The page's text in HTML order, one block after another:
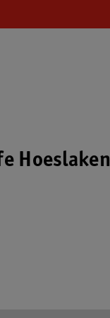
Hoeslaken